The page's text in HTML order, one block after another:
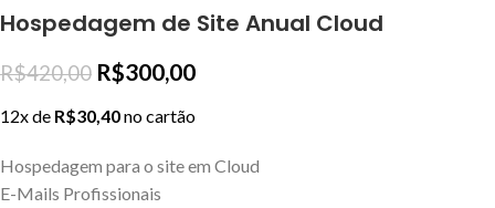
Hospedagem de Site Anual Cloud
R$420,00 R$300,00
12x de R$30,40no cartão
Hospedagem para o site em Cloud
E-Mails Profissionais